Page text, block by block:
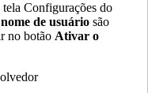
Configurações do
nome de usuário são
no botão Ativar o